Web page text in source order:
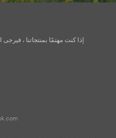
إذا كنت مهتمًا بمنتجاتنا ،